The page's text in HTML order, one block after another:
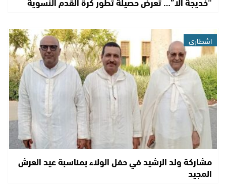
اشطاري
مشاركة ولد الرشيد في حفل الولاء بمناسبة عيد العرش
المجيد